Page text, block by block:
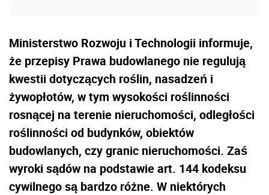
Ministerstwo Rozwoju i Technologii informuje,
że przepisy Prawa budowlanego nie regulują
kwestii dotyczących roślin, nasadzeń i
żywopłotów, w tym wysokości roślinności
rosnącej na terenie nieruchomości, odległości
roślinności od budynków, obiektów
budowlanych, czy granic nieruchomości. Zaś
wyroki sądów na podstawie art. 144 kodeksu
cywilnego są bardzo różne. W niektórych